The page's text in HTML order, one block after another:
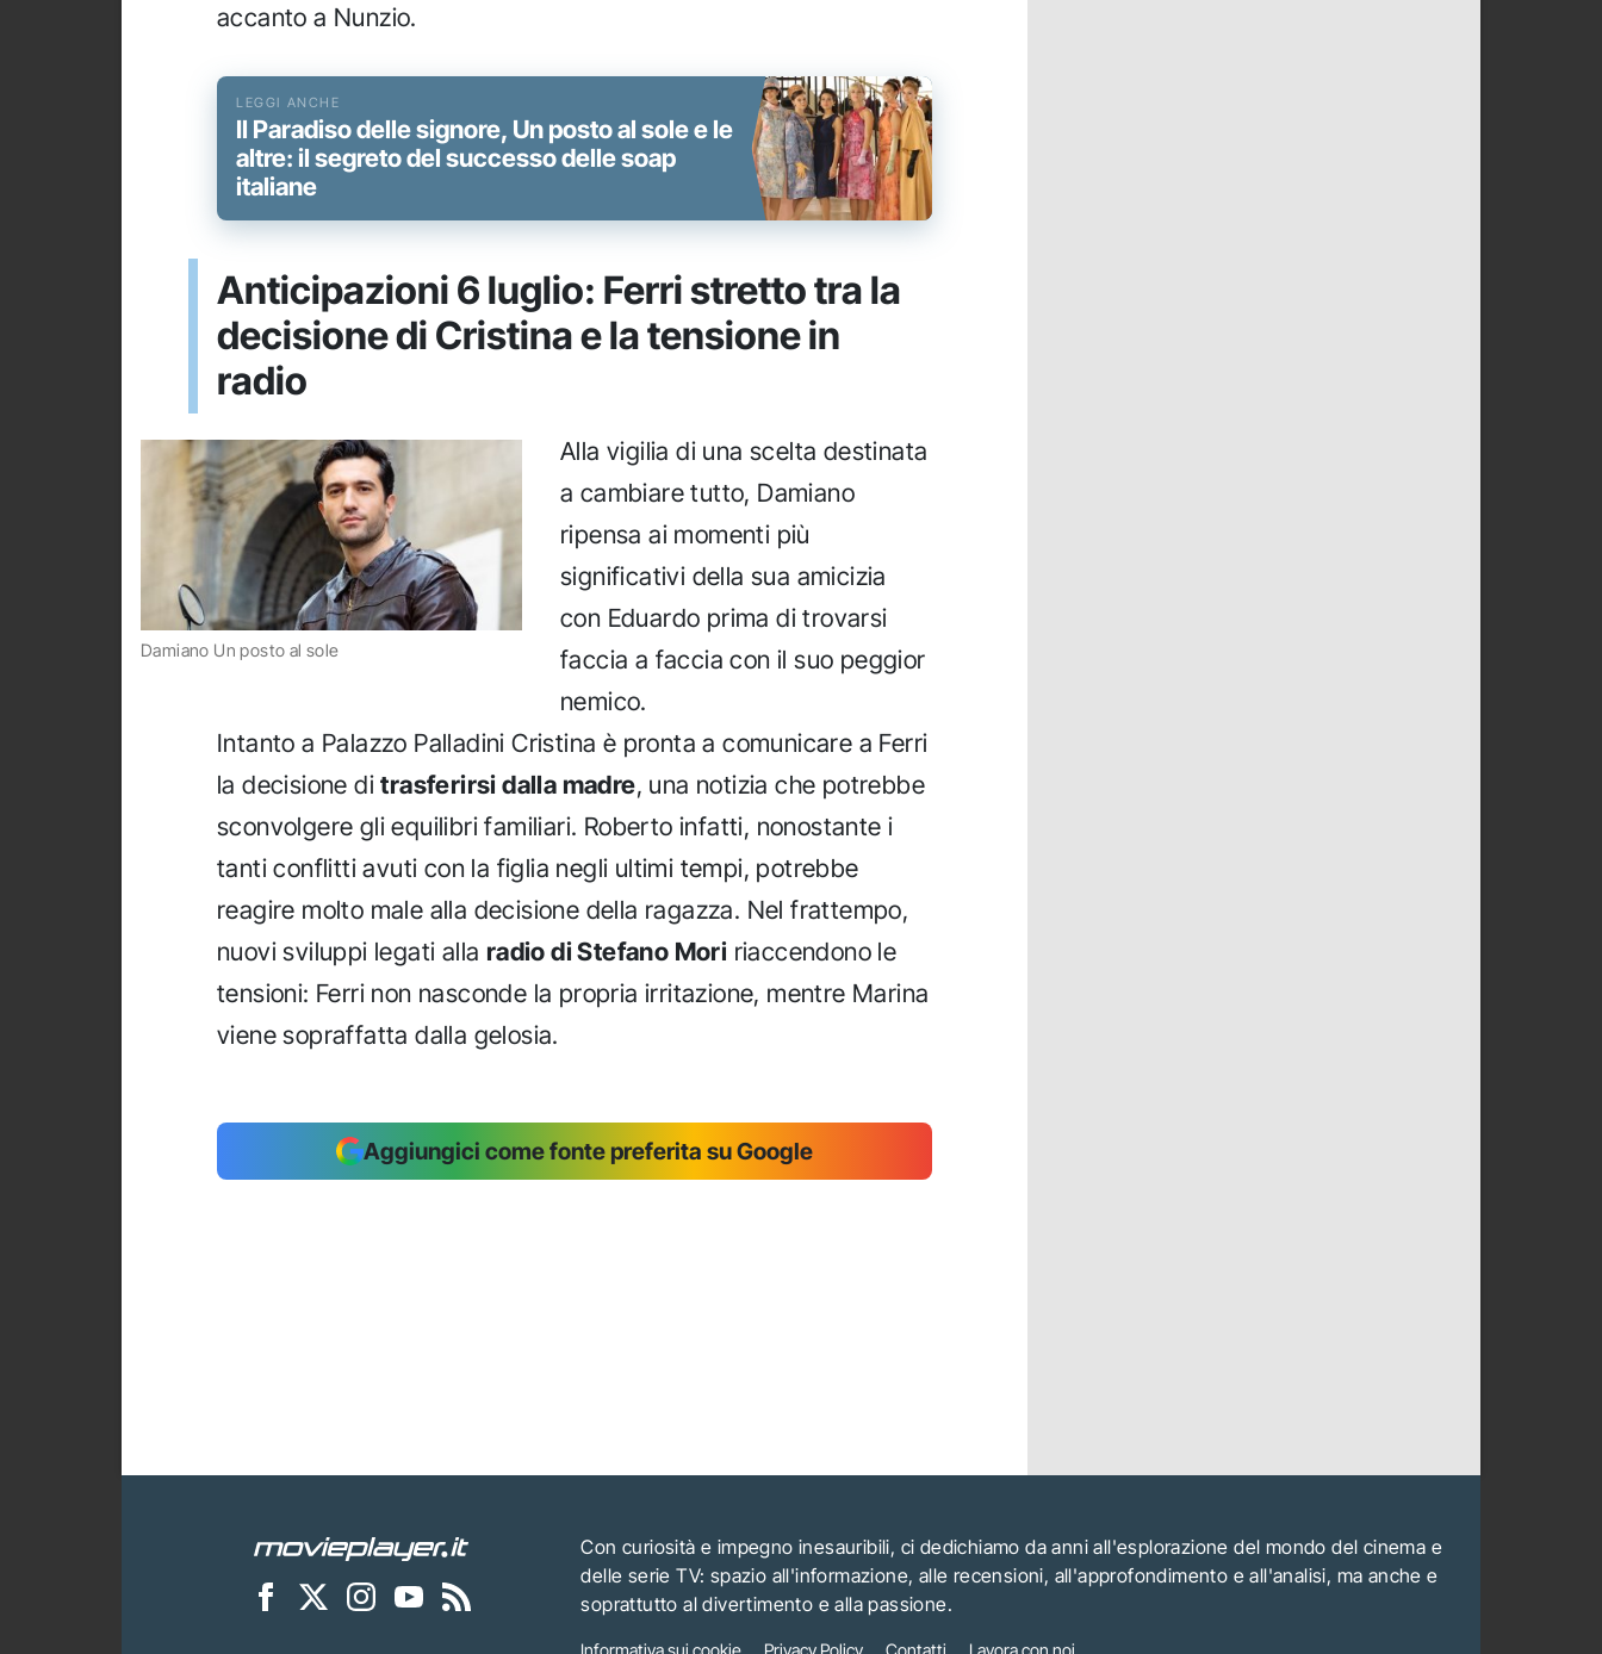
accanto a Nunzio.
Il Paradiso delle signore, Un posto al sole e le
altre: il segreto del successo delle soap
italiane
Anticipazioni 6 luglio: Ferri stretto tra la
decisione di Cristina e la tensione in
radio
Damiano Un posto al sole
Alla vigilia di una scelta destinata
a cambiare tutto, Damiano
ripensa ai momenti più
significativi della sua amicizia
con Eduardo prima di trovarsi
faccia a faccia con il suo peggior
nemico.
Intanto a Palazzo Palladini Cristina è pronta a comunicare a Ferri
la decisione ditrasferirsi dalla madre, una notizia che potrebbe
sconvolgere gli equilibri familiari. Roberto infatti, nonostante i
tanti conflitti avuti con la figlia negli ultimi tempi, potrebbe
reagire molto male alla decisione della ragazza. Nel frattempo,
nuovi sviluppi legati alla radio di Stefano Mori riaccendono le
tensioni: Ferri non nasconde la propria irritazione, mentre Marina
viene sopraffatta dalla gelosia.
Aggiungici come fonte preferita su Google
Con curiosità e impegno inesauribili, ci dedichiamo da anni all'esplorazione del mondo del cinema e
delle serie TV: spazio all'informazione, alle recensioni, all'approfondimento e all'analisi, ma anche e
soprattutto al divertimento e alla passione.